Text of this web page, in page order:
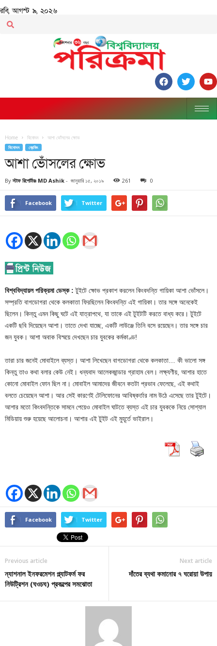
রবি, আগস্ট ৯, ২০২৬
Home বিনোদন আশা ভোঁসলের ক্ষোভ
বিনোদন ব্রেকিং
আশা ভোঁসলের ক্ষোভ
By স্টাফ রিপোর্টারঃ MD Ashik - জানুয়ারি ১৫, ২০১৯ 261 0
Facebook Twitter
বিশ্ববিদ্যায়ল পরিক্রমা ডেস্ক : টুইটে ক্ষোভ প্রকাশ করলেন কিংবদন্তি গায়িকা আশা ভোঁসলে।
সম্প্রতি বাগডোগরা থেকে কলকাতা ফিরছিলেন কিংবদন্তি এই গায়িকা। তার সঙ্গে অনেকেই
ছিলেন। কিন্তু এমন কিছু ঘটে এই যাত্রাপথে, যা তাকে এই টুইটটি করতে বাধ্য করে। টুইটে
একটি ছবি দিয়েছেন আশা। তাতে দেখা যাচ্ছে, একটি লাউঞ্জে তিনি বসে রয়েছেন। তার সঙ্গে চার
জন যুবক। আশা অবাক বিস্ময়ে দেখছেন চার যুবকের কর্মকাণ্ড!
তারা চার জনেই মোবাইলে ব্যস্ত। আশা লিখেছেন বাগডোগরা থেকে কলকাতা… কী ভালো সঙ্গ
কিন্তু তাও কথা বলার কেউ নেই। ধন্যবাদ আলেকজান্ডার গ্রাহাম বেল। লক্ষ্যণীয়, আশার হাতে
কোনো মোবাইল ফোন ছিল না। মোবাইল আমাদের জীবনে কতটা প্রভাব ফেলেছে, এই কথাই
বলতে চেয়েছেন আশা। আর সেই কারণেই টেলিফোনের আবিষ্কর্তার নাম উঠে এসেছে তার টুইটে।
আশার মতো কিংবদন্তিকে সামনে পেয়েও মোবাইল ঘাটতে ব্যস্ত এই চার যুবককে নিয়ে সোশ্যাল
মিডিয়ায় শুরু হয়েছে আলোচনা। আশার এই টুইট এই মুহূর্তে ভাইরাল।
Facebook Twitter
Previous article
ন্যাশনাল ইনফরমেশন প্ল্যাটফর্ম ফর
নিউট্রিশন (ঘওচঘ) প্রকল্পের সমঝোতা
Next article
দাঁতের ব্যথা কমানোর ৭ ঘরোয়া উপায়